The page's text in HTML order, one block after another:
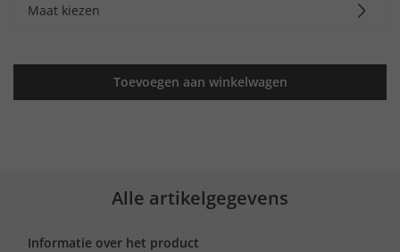
Maat kiezen
Toevoegen aan winkelwagen
Alle artikelgegevens
Informatie over het product